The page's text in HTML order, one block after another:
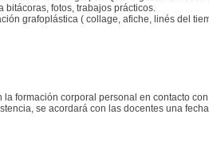
fotos, trabajos prácticos.
grafoplástica ( collage, afiche, linés del
formación corporal personal en contacto
se acordará con las docentes una